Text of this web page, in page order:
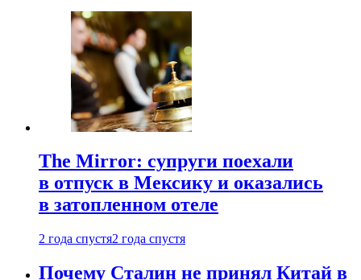
The Mirror: супруги поехали
в отпуск в Мексику и оказались
в затопленном отеле
2 года спустя2 года спустя
Почему Сталин не принял Китай в